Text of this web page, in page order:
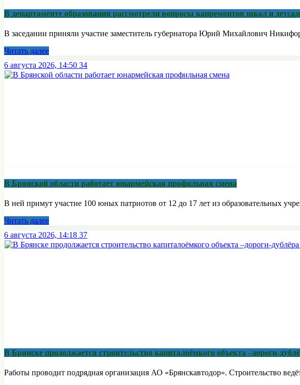
В департаменте образования рассмотрели вопросы капремонтов школ и
В заседании приняли участие заместитель губернатора Юрий Михайлович
Читать далее
6 августа 2026, 14:50 34
В Брянской области работает юнармейская профильная смена
В ней примут участие 100 юных патриотов от 12 до 17 лет из образовательных
Читать далее
6 августа 2026, 14:18 37
В Брянске продолжается строительство капиталоёмкого объекта –дороги-
Работы проводит подрядная организация АО «Брянскавтодор». Строительство